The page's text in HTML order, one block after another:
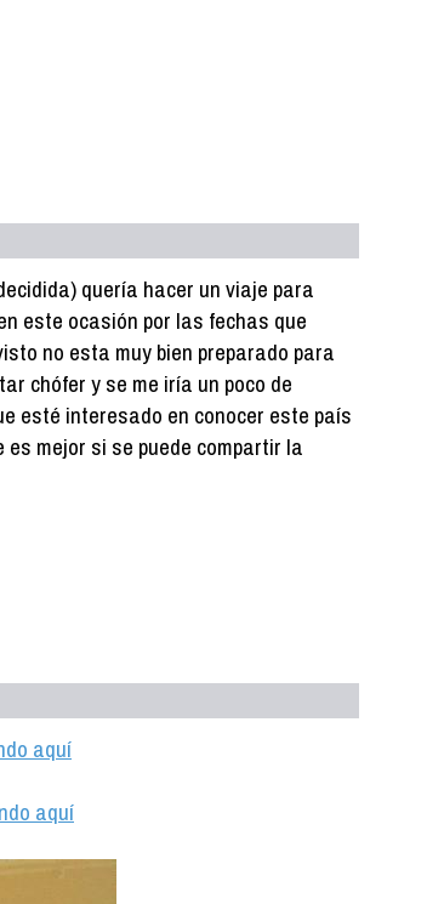
quería hacer un viaje para
este ocasión por las fechas que
no esta muy bien preparado para
chófer y se me iría un poco de
esté interesado en conocer este país
mejor si se puede compartir la
aquí
aquí